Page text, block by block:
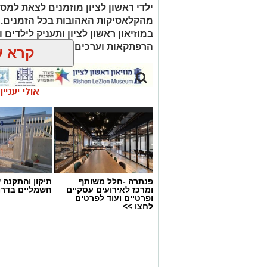
יש לכם מידע חשוב שטרם נחשף?
בכתבה? נשמח שתשתפו אותנו
ילדי ראשון לציון מוזמנים לצאת
מהקלאסיקות האהובות בכל
במוזיאון ראשון לציון ותעניק
הרפתקאות וערכים.
קרא
אולי
פנתרה -חלל משותף
ומרכז לאירועים עסקיים
ופרטיים ועוד לפרטים
לחצו >>
תיקון
חשמליים